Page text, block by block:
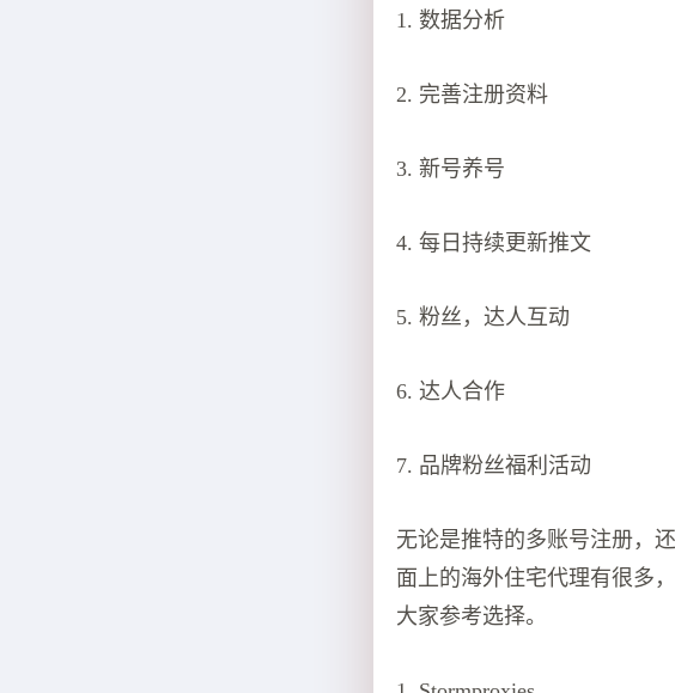
1. 数据分析
2. 完善注册资料
3. 新号养号
4. 每日持续更新推文
5. 粉丝，达人互动
6. 达人合作
7. 品牌粉丝福利活动
无论是推特的多账号注册，
面上的海外住宅代理有很多
大家参考选择。